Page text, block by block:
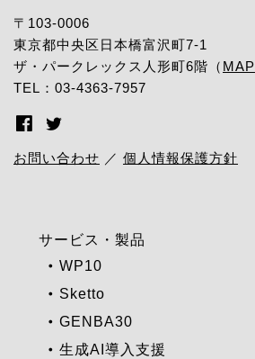
〒103-0006
東京都中央区日本橋富沢町7-1
ザ・パークレックス人形町6階（ MAP
TEL：03-4363-7957
お問い合わせ ／ 個人情報保護方針
サービス・製品
WP10
Sketto
GENBA30
生成AI導入支援